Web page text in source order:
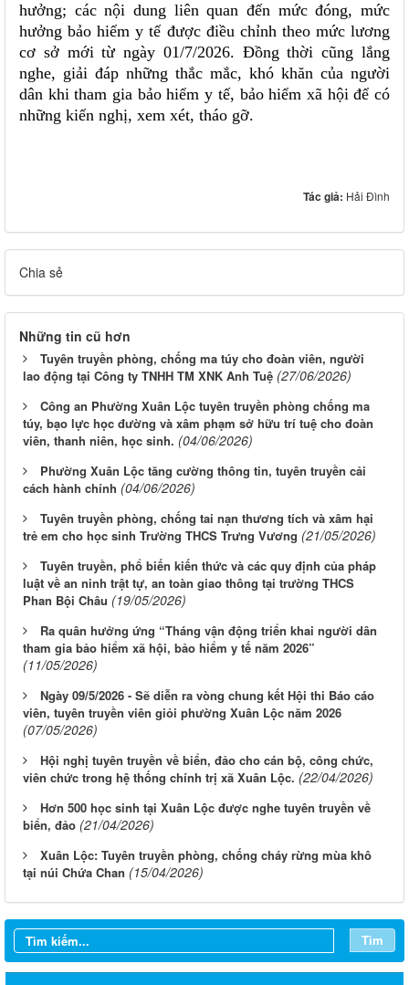
hưởng; các nội dung liên quan đến mức đóng, mức
hưởng bảo hiểm y tế được điều chỉnh theo mức lương
cơ sở mới từ ngày 01/7/2026. Đồng thời cũng lắng
nghe, giải đáp những thắc mắc, khó khăn của người
dân khi tham gia bảo hiểm y tế, bảo hiểm xã hội để có
những kiến nghị, xem xét, tháo gỡ.
Tác giả: Hải Đình
Chia sẻ
Những tin cũ hơn
Tuyên truyền phòng, chống ma túy cho đoàn viên, người
lao động tại Công ty TNHH TM XNK Anh Tuệ (27/06/2026)
Công an Phường Xuân Lộc tuyên truyền phòng chống ma
túy, bạo lực học đường và xâm phạm sở hữu trí tuệ cho đoàn
viên, thanh niên, học sinh. (04/06/2026)
Phường Xuân Lộc tăng cường thông tin, tuyên truyền cải
cách hành chính (04/06/2026)
Tuyên truyền phòng, chống tai nạn thương tích và xâm hại
trẻ em cho học sinh Trường THCS Trưng Vương (21/05/2026)
Tuyên truyền, phổ biến kiến thức và các quy định của pháp
luật về an ninh trật tự, an toàn giao thông tại trường THCS
Phan Bội Châu (19/05/2026)
Ra quân hưởng ứng “Tháng vận động triển khai người dân
tham gia bảo hiểm xã hội, bảo hiểm y tế năm 2026”
(11/05/2026)
Ngày 09/5/2026 - Sẽ diễn ra vòng chung kết Hội thi Báo cáo
viên, tuyên truyền viên giỏi phường Xuân Lộc năm 2026
(07/05/2026)
Hội nghị tuyên truyền về biển, đảo cho cán bộ, công chức,
viên chức trong hệ thống chính trị xã Xuân Lộc. (22/04/2026)
Hơn 500 học sinh tại Xuân Lộc được nghe tuyên truyền về
biển, đảo (21/04/2026)
Xuân Lộc: Tuyên truyền phòng, chống cháy rừng mùa khô
tại núi Chứa Chan (15/04/2026)
Tìm